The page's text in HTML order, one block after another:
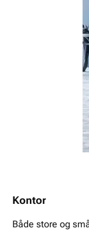
Kontor
Både store og